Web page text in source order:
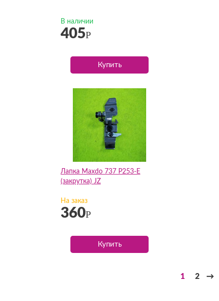
В наличии
405Р
Купить
Лапка Maxdo 737 P253-Е
(закрутка) JZ
На заказ
360Р
Купить
1 2 →